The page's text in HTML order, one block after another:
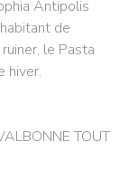
Antipolis
de
le Pasta
hiver.
TOUT